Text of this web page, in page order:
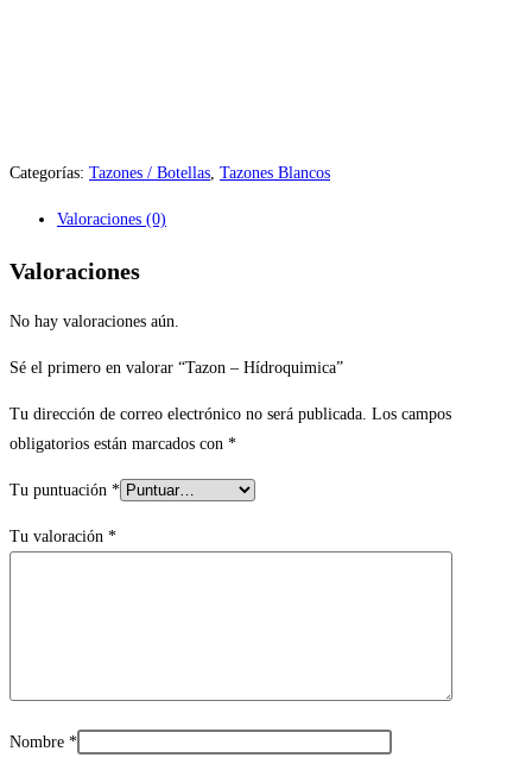
Categorías: Tazones / Botellas, Tazones Blancos
Valoraciones (0)
Valoraciones
No hay valoraciones aún.
Sé el primero en valorar “Tazon – Hídroquimica”
Tu dirección de correo electrónico no será publicada. Los campos
obligatorios están marcados con *
Tu puntuación *
Tu valoración *
Nombre *